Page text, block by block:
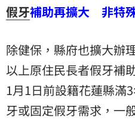
假牙補助再擴大 非特
除健保，縣府也擴大辦
以上原住民長者假牙補
1月1日前設籍花蓮縣滿
牙或固定假牙需求，一